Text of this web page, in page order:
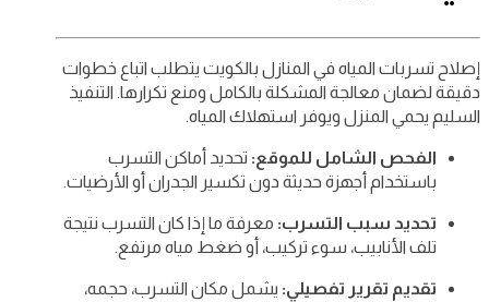
إصلاح تسربات المياه في المنازل بالكويت يتطلب اتباع خطوات
دقيقة لضمان معالجة المشكلة بالكامل ومنع تكرارها. التنفيذ
السليم يحمي المنزل ويوفر استهلاك المياه.
الفحص الشامل للموقع: تحديد أماكن التسرب
باستخدام أجهزة حديثة دون تكسير الجدران أو الأرضيات.
تحديد سبب التسرب: معرفة ما إذا كان التسرب نتيجة
تلف الأنابيب، سوء تركيب، أو ضغط مياه مرتفع.
تقديم تقرير تفصيلي: يشمل مكان التسرب، حجمه،